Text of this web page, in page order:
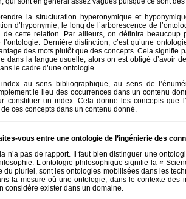
la structuration hyperonymique et
d’hyponymie, le long de l’arborescence de
de cette relation. Par ailleurs, on définira
l’ontologie. Dernière distinction, c’est qu’une
des mots plutôt que des concepts. Cela signifie
dans la langue usuelle, alors on est obligé d’avoir
le cadre d’une ontologie.
au sens bibliographique, au sens de
le lieu des occurrences dans un contenu
constituer un index. Cela donne les concepts que
ces concepts dans un contenu donné.
vous entre une ontologie de l’ingénierie des
n’a pas de rapport. Il faut bien distinguer une
L’ontologie philosophique signifie la «
du pluriel, sont les ontologies mobilisées dans les
la mesure où une ontologie, dans le contexte des
considère exister dans un domaine.